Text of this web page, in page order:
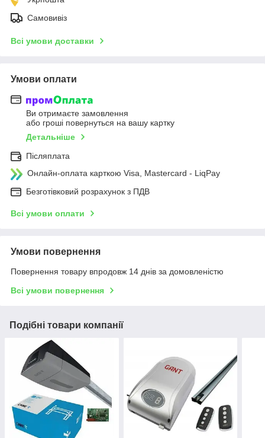
Самовивіз
Всі умови доставки
Умови оплати
Ви отримаєте замовлення
або гроші повернуться на вашу картку
Детальніше
Післяплата
Онлайн-оплата карткою Visa, Mastercard - LiqPay
Безготівковий розрахунок з ПДВ
Всі умови оплати
Умови повернення
Повернення товару впродовж 14 днів за домовленістю
Всі умови повернення
Подібні товари компанії